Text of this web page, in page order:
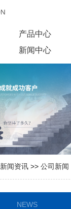
产品中心
新闻中心
新闻资讯 >> 公司新闻
NEWS